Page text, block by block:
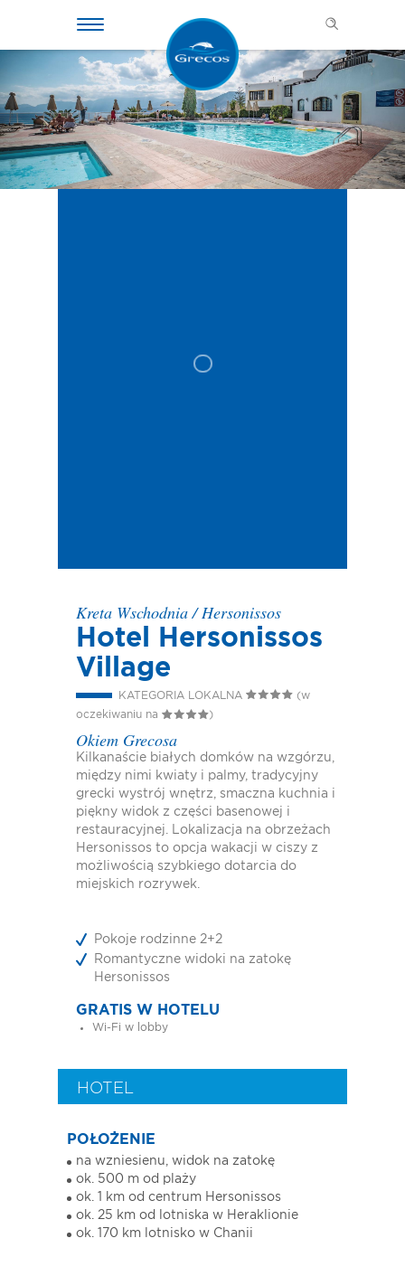
Kreta Wschodnia/Hersonissos
Hotel Hersonissos
Village
KATEGORIA LOKALNA
(w
oczekiwaniu na
)
Okiem Grecosa
Kilkanaście białych domków na wzgórzu,
między nimi kwiaty i palmy, tradycyjny
grecki wystrój wnętrz, smaczna kuchnia i
piękny widok z części basenowej i
restauracyjnej. Lokalizacja na obrzeżach
Hersonissos to opcja wakacji w ciszy z
możliwością szybkiego dotarcia do
miejskich rozrywek.
Pokoje rodzinne 2+2
Romantyczne widoki na zatokę
Hersonissos
GRATIS W HOTELU
Wi-Fi w lobby
HOTEL
POŁOŻENIE
na wzniesienu, widok na zatokę
ok. 500 m od plaży
ok. 1 km od centrum Hersonissos
ok. 25 km od lotniska w Heraklionie
ok. 170 km lotnisko w Chanii